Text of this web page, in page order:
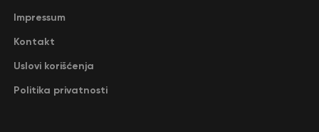
Impressum
Kontakt
Uslovi korišćenja
Politika privatnosti